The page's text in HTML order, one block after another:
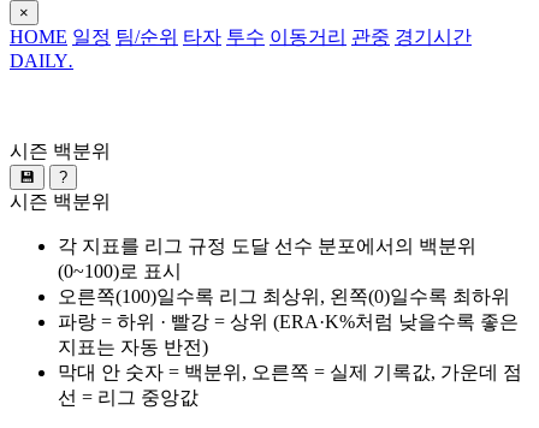
×
HOME 일정 팀/순위 타자 투수 이동거리 관중 경기시간
DAILY.
시즌 백분위
💾 ?
시즌 백분위
각 지표를 리그 규정 도달 선수 분포에서의 백분위
(0~100)로 표시
오른쪽(100)일수록 리그 최상위, 왼쪽(0)일수록 최하위
파랑 = 하위 · 빨강 = 상위 (ERA·K%처럼 낮을수록 좋은
지표는 자동 반전)
막대 안 숫자 = 백분위, 오른쪽 = 실제 기록값, 가운데 점
선 = 리그 중앙값